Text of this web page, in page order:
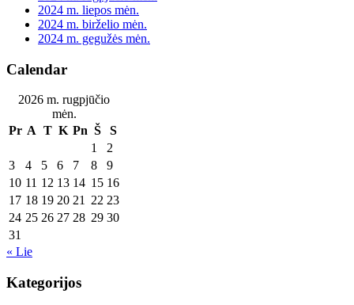
2024 m. liepos mėn.
2024 m. birželio mėn.
2024 m. gegužės mėn.
Calendar
2026 m. rugpjūčio
mėn.
Pr A T K Pn Š
S
1
2
3
4 5 6 7 8
9
10 11 12 13 14 15 16
17 18 19 20 21 22 23
24 25 26 27 28 29 30
31
« Lie
Kategorijos